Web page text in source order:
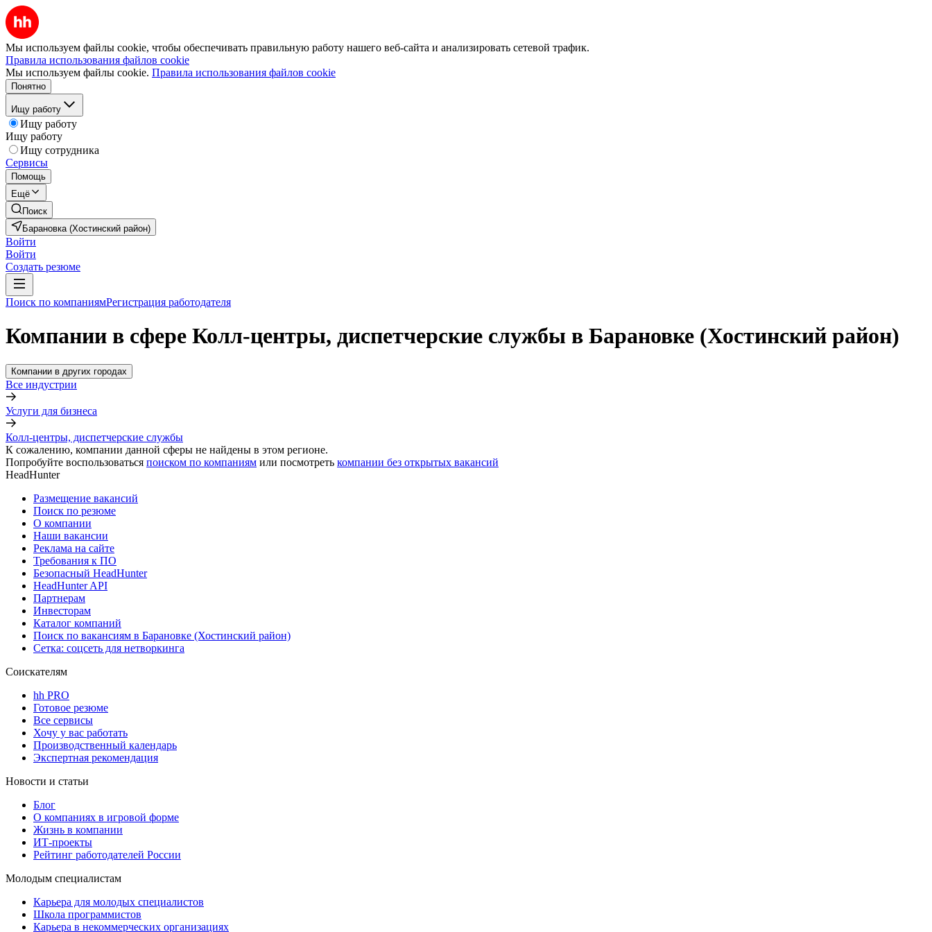
Мы используем файлы cookie, чтобы обеспечивать правильную работу нашего веб-сайта и анализировать сетевой трафик.
Правила использования файлов cookie
Мы используем файлы cookie. Правила использования файлов cookie
Понятно
Ищу работу
Ищу работу
Ищу работу
Ищу сотрудника
Сервисы
Помощь
Ещё
Поиск
Барановка (Хостинский район)
Войти
Войти
Создать резюме
Поиск по компаниямРегистрация работодателя
Компании в сфере Колл-центры, диспетчерские службы в Барановке (Хостинский район)
Компании в других городах
Все индустрии
Услуги для бизнеса
Колл-центры, диспетчерские службы
К сожалению, компании данной сферы не найдены в этом регионе.
Попробуйте воспользоваться поиском по компаниям или посмотреть компании без открытых вакансий
HeadHunter
Размещение вакансий
Поиск по резюме
О компании
Наши вакансии
Реклама на сайте
Требования к ПО
Безопасный HeadHunter
HeadHunter API
Партнерам
Инвесторам
Каталог компаний
Поиск по вакансиям в Барановке (Хостинский район)
Сетка: соцсеть для нетворкинга
Соискателям
hh PRO
Готовое резюме
Все сервисы
Хочу у вас работать
Производственный календарь
Экспертная рекомендация
Новости и статьи
Блог
О компаниях в игровой форме
Жизнь в компании
ИТ-проекты
Рейтинг работодателей России
Молодым специалистам
Карьера для молодых специалистов
Школа программистов
Карьера в некоммерческих организациях